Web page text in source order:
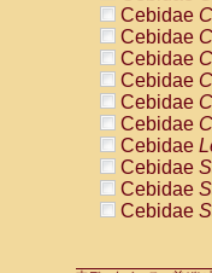
Cebidae
Cebidae
Cebidae
Cebidae
Cebidae
Cebidae
Cebidae
Cebidae
Cebidae
Cebidae